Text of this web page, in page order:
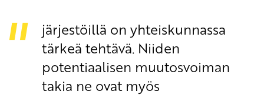
järjestöillä on yhteiskunnassa
tärkeä tehtävä. Niiden
potentiaalisen muutosvoiman
takia ne ovat myös